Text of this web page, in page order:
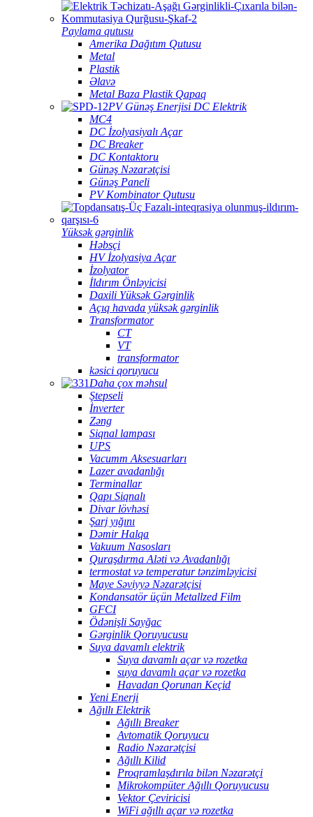
Paylama qutusu
Amerika Dağıtım Qutusu
Metal
Plastik
Əlavə
Metal Baza Plastik Qapaq
PV Günəş Enerjisi DC Elektrik
MC4
DC İzolyasiyalı Açar
DC Breaker
DC Kontaktoru
Günəş Nəzarətçisi
Günəş Paneli
PV Kombinator Qutusu
Yüksək gərginlik
Həbsçi
HV İzolyasiya Açar
İzolyator
İldırım Önləyicisi
Daxili Yüksək Gərginlik
Açıq havada yüksək gərginlik
Transformator
CT
VT
transformator
kəsici qoruyucu
Daha çox məhsul
Ştepseli
İnverter
Zəng
Siqnal lampası
UPS
Vacumm Aksesuarları
Lazer avadanlığı
Terminallar
Qapı Siqnalı
Divar lövhəsi
Şarj yığını
Dəmir Halqa
Vakuum Nasosları
Quraşdırma Aləti və Avadanlığı
termostat və temperatur tənzimləyicisi
Maye Səviyyə Nəzarətçisi
Kondansatör üçün Metallzed Film
GFCI
Ödənişli Sayğac
Gərginlik Qoruyucusu
Suya davamlı elektrik
Suya davamlı açar və rozetka
suya davamlı açar və rozetka
Havadan Qorunan Keçid
Yeni Enerji
Ağıllı Elektrik
Ağıllı Breaker
Avtomatik Qoruyucu
Radio Nəzarətçisi
Ağıllı Kilid
Proqramlaşdırıla bilən Nəzarətçi
Mikrokompüter Ağıllı Qoruyucusu
Vektor Çeviricisi
WiFi ağıllı açar və rozetka